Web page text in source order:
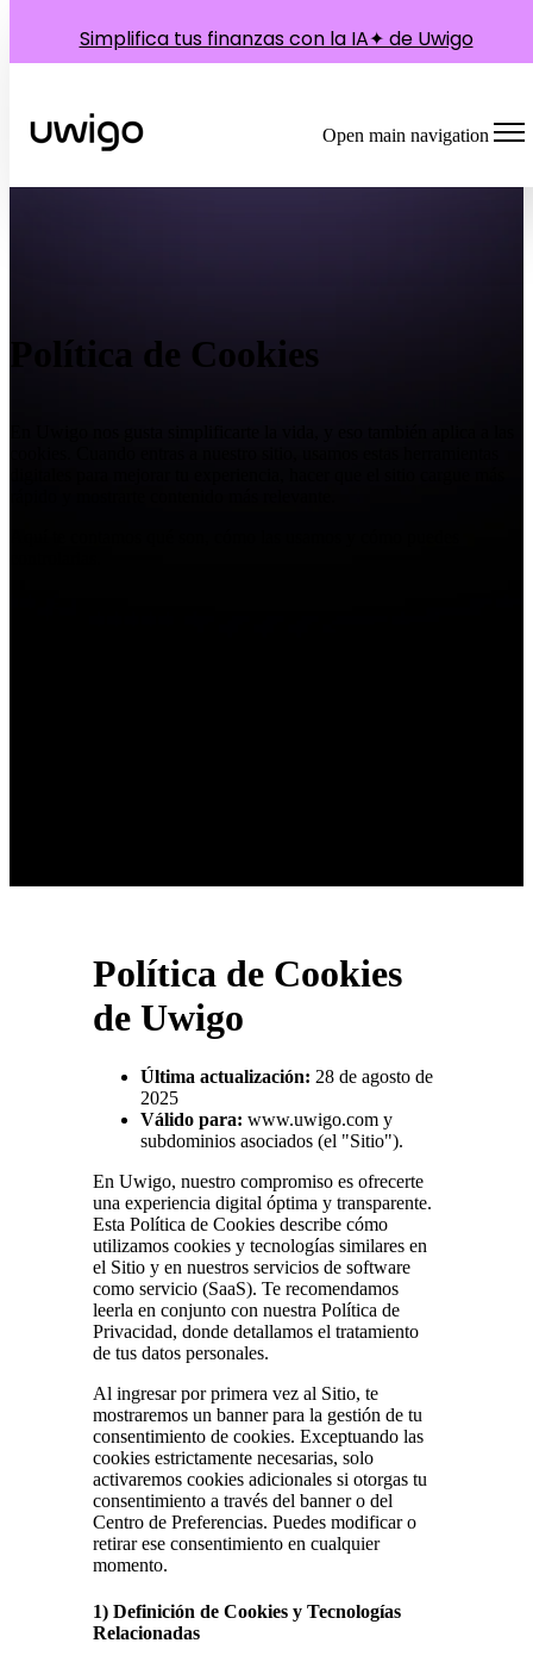
Simplifica tus finanzas con la IA✦ de Uwigo
Open main navigation
Política de Cookies
Política de Cookies
de Uwigo
Última actualización: 28 de agosto de
2025
Válido para: www.uwigo.com y
subdominios asociados (el "Sitio").
En Uwigo, nuestro compromiso es ofrecerte
una experiencia digital óptima y transparente.
Esta Política de Cookies describe cómo
utilizamos cookies y tecnologías similares en
el Sitio y en nuestros servicios de software
como servicio (SaaS). Te recomendamos
leerla en conjunto con nuestra Política de
Privacidad, donde detallamos el tratamiento
de tus datos personales.
Al ingresar por primera vez al Sitio, te
mostraremos un banner para la gestión de tu
consentimiento de cookies. Exceptuando las
cookies estrictamente necesarias, solo
activaremos cookies adicionales si otorgas tu
consentimiento a través del banner o del
Centro de Preferencias. Puedes modificar o
retirar ese consentimiento en cualquier
momento.
1) Definición de Cookies y Tecnologías
Relacionadas